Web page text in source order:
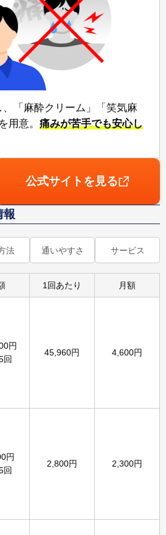
「麻酔クリーム」「笑気麻
用意。⁠ 痛みが苦手でも安心⁠し
公式サイトを見る
報
法 通いやすさ サービス
1回あたり 月額
円
回
45,960円 4,600円
円
回
2,800円 2,300円